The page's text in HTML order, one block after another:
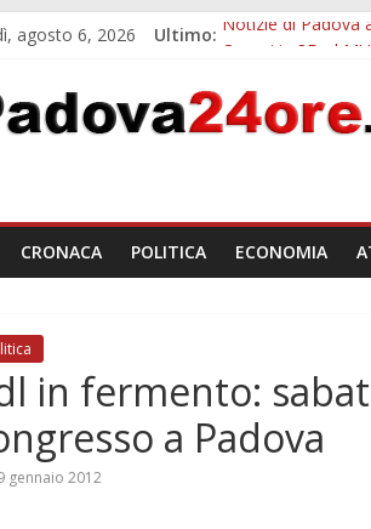
agosto 6, 2026 Ultimo: Notizie di Padova
Musei gratis a
Ferragosto in
Notizie di
CRONACA POLITICA ECONOMIA
in fermento:
a Padova
gennaio 2012